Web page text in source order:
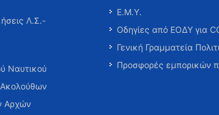
Λ.Σ.-
Ναυτικού
Αρχών
Ε.Μ.Υ.
Οδηγίες από ΕΟΔΥ για
Γενική Γραμματεία
Προσφορές εμπορικών